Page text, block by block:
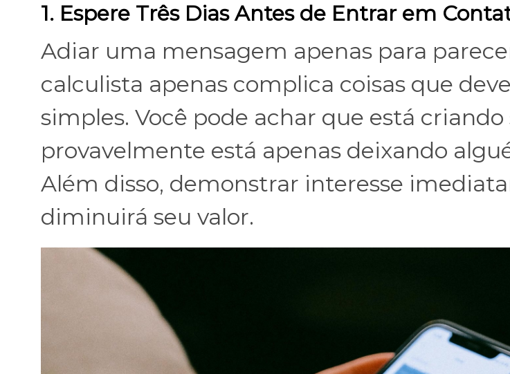
1. Espere Três Dias Antes de Entrar em
Adiar uma mensagem apenas para
calculista apenas complica coisas que
simples. Você pode achar que está criando
provavelmente está apenas deixando
Além disso, demonstrar interesse
diminuirá seu valor.